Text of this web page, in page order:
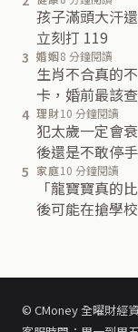
孩子滿頭大汗
立刻打 119
3 婚姻8 分鐘閱讀
生肖不合真的
卡，婚前最該
4 理財10 分鐘閱讀
犯太歲一定會
後還是不敢停手
5 家庭10 分鐘閱讀
「龍寶寶真的
後可能在搶學
© CMoney 全曜財經